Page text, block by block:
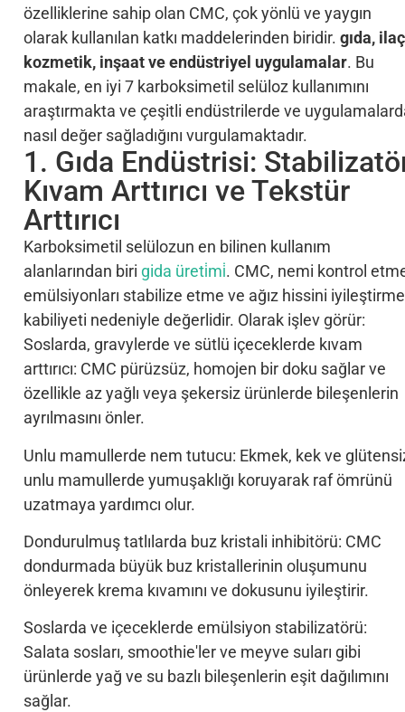
özelliklerine sahip olan CMC, çok yönlü ve yaygın
olarak kullanılan katkı maddelerinden biridir. gıda,
kozmetik, inşaat ve endüstriyel uygulamalar. Bu
makale, en iyi 7 karboksimetil selüloz kullanımını
araştırmakta ve çeşitli endüstrilerde ve
nasıl değer sağladığını vurgulamaktadır.
1. Gıda Endüstrisi:
Kıvam Arttırıcı ve Tekstür
Arttırıcı
Karboksimetil selülozun en bilinen kullanım
alanlarından biri gida üreti̇mi̇. CMC, nemi kontrol
emülsiyonları stabilize etme ve ağız hissini iyileştirme
kabiliyeti nedeniyle değerlidir. Olarak işlev görür:
Soslarda, gravylerde ve sütlü içeceklerde kıvam
arttırıcı: CMC pürüzsüz, homojen bir doku sağlar ve
özellikle az yağlı veya şekersiz ürünlerde bileşenlerin
ayrılmasını önler.
Unlu mamullerde nem tutucu: Ekmek, kek ve
unlu mamullerde yumuşaklığı koruyarak raf ömrünü
uzatmaya yardımcı olur.
Dondurulmuş tatlılarda buz kristali inhibitörü: CMC
dondurmada büyük buz kristallerinin oluşumunu
önleyerek krema kıvamını ve dokusunu iyileştirir.
Soslarda ve içeceklerde emülsiyon stabilizatörü:
Salata sosları, smoothie'ler ve meyve suları gibi
ürünlerde yağ ve su bazlı bileşenlerin eşit dağılımını
sağlar.